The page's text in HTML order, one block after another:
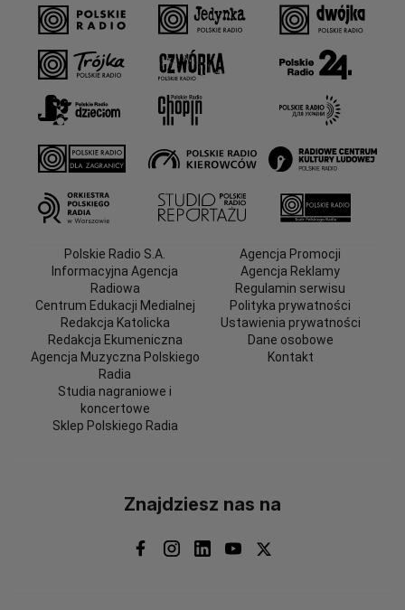
Polskie Radio S.A.
Informacyjna Agencja
Radiowa
Centrum Edukacji Medialnej
Redakcja Katolicka
Redakcja Ekumeniczna
Agencja Muzyczna Polskiego
Radia
Studia nagraniowe i
koncertowe
Sklep Polskiego Radia
Agencja Promocji
Agencja Reklamy
Regulamin serwisu
Polityka prywatności
Ustawienia prywatności
Dane osobowe
Kontakt
Znajdziesz nas na